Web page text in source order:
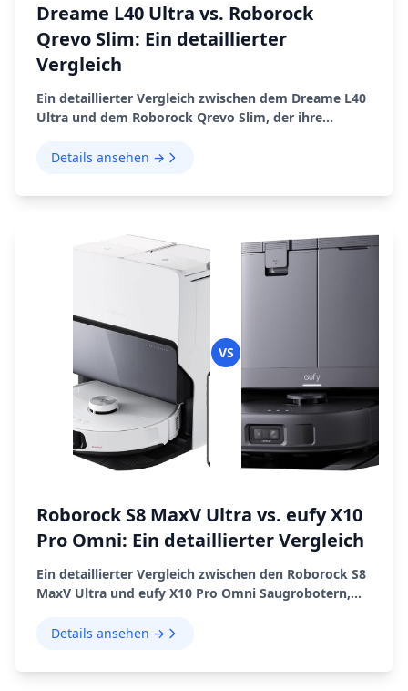
Dreame L40 Ultra vs. Roborock
Qrevo Slim: Ein detaillierter
Vergleich
Ein detaillierter Vergleich zwischen dem Dreame L40
Ultra und dem Roborock Qrevo Slim, der ihre
hervorhebt.
Details ansehen →
VS
Roborock S8 MaxV Ultra vs. eufy X10
Pro Omni: Ein detaillierter Vergleich
Ein detaillierter Vergleich zwischen den Roborock S8
MaxV Ultra und eufy X10 Pro Omni Saugrobotern,
abdeckt.
Details ansehen →